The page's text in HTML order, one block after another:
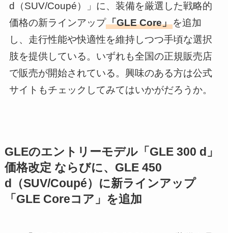
d（SUV/Coupé）」に、装備を厳選した戦略的
価格の新ラインアップ「GLE Core」を追加
し、走行性能や快適性を維持しつつ手頃な選択
肢を提供している。いずれも全国の正規販売店
で販売が開始されている。興味のある方は公式
サイトもチェックしてみてはいかがだろうか。
GLEのエントリーモデル「GLE 300 d」
価格改定 ならびに、GLE 450
d（SUV/Coupé）に新ラインアップ
「GLE Coreコア」を追加